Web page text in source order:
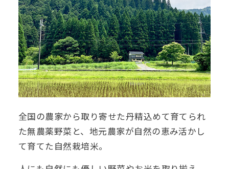
全国の農家から取り寄せた丹精込めて育てられ
た無農薬野菜と、地元農家が自然の恵み活かし
て育てた自然栽培米。